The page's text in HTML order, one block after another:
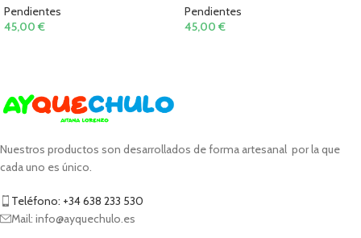
Pendientes
45,00 €
Pendientes
45,00 €
Nuestros productos son desarrollados de forma artesanal por la que
cada uno es único.
Teléfono: +34 638 233 530
Mail: info@ayquechulo.es